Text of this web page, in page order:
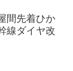
間先着ひか
線ダイヤ改